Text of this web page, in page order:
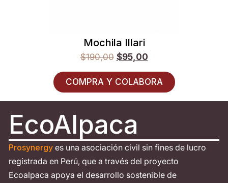
Mochila Illari
$190,00 $95,00
COMPRA Y COLABORA
EcoAlpaca
Prosynergy es una asociación civil sin fines de lucro
registrada en Perú, que a través del proyecto
Ecoalpaca apoya el desarrollo sostenible de